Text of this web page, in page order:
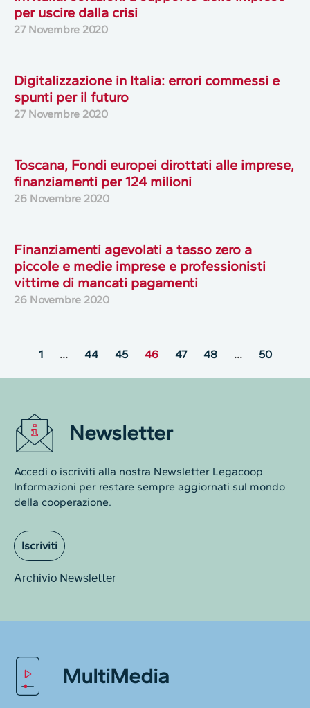
per uscire dalla crisi
27 Novembre 2020
Digitalizzazione in Italia: errori commessi e
spunti per il futuro
27 Novembre 2020
Toscana, Fondi europei dirottati alle imprese,
finanziamenti per 124 milioni
26 Novembre 2020
Finanziamenti agevolati a tasso zero a
piccole e medie imprese e professionisti
vittime di mancati pagamenti
26 Novembre 2020
1 … 44 45 46 47 48 … 50
Newsletter
Accedi o iscriviti alla nostra Newsletter Legacoop
Informazioni per restare sempre aggiornati sul mondo
della cooperazione.
Iscriviti
Archivio Newsletter
MultiMedia